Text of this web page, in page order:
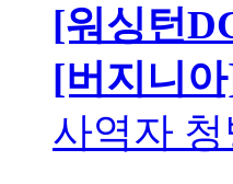
[워싱턴
[버지니
사역자